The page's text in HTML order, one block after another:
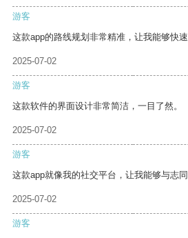
游客
这款app的路线规划非常精准，让我能够快速
2025-07-02
游客
这款软件的界面设计非常简洁，一目了然。
2025-07-02
游客
这款app就像我的社交平台，让我能够与志
2025-07-02
游客